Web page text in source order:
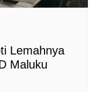
Lemahnya
Maluku